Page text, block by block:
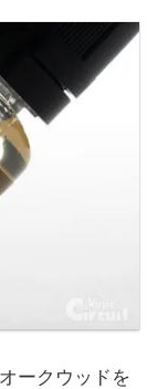
ークウッドを